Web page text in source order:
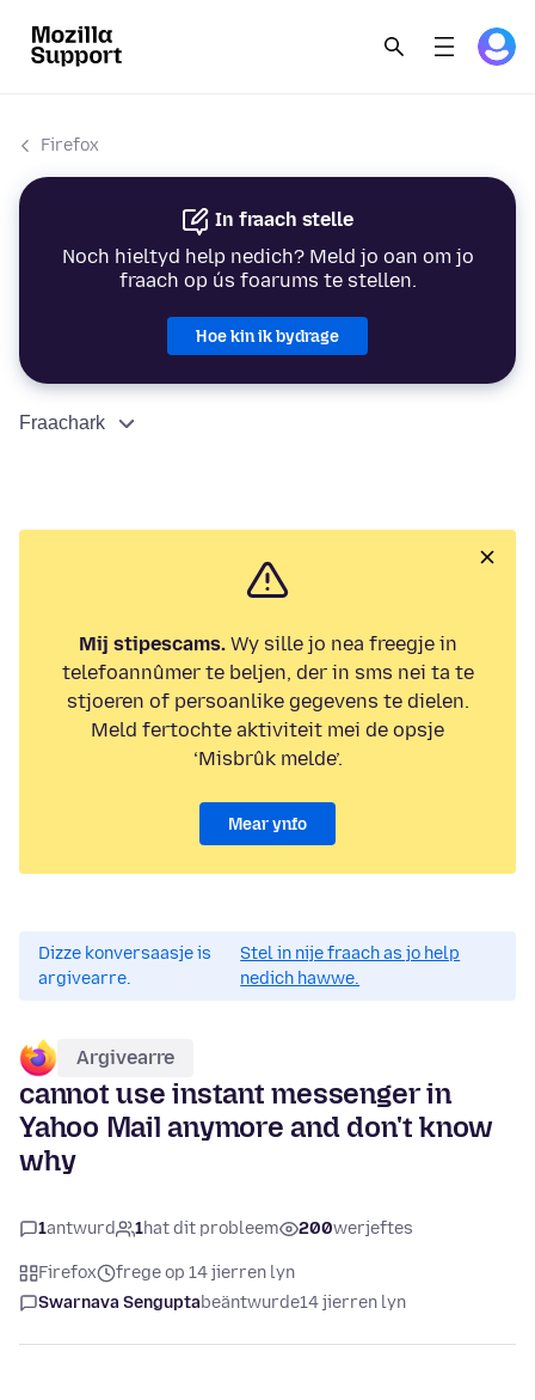
Firefox
In fraach stelle
Noch hieltyd help nedich? Meld jo oan om jo
fraach op ús foarums te stellen.
Hoe kin ik bydrage
Fraachark
Mij stipescams.Wy sille jo nea freegje in
telefoannûmer te beljen, der in sms nei ta te
stjoeren of persoanlike gegevens te dielen.
Meld fertochte aktiviteit mei de opsje
‘Misbrûk melde’.
Mear ynfo
Dizze konversaasje is
argivearre.
Stel in nije fraach as jo help
nedich hawwe.
Argivearre
cannot use instant messenger in
Yahoo Mail anymore and don't know
why
1antwurd 1hat dit probleem 200werjeftes
Firefox
frege op 14 jierren lyn
Swarnava Senguptabeäntwurde14 jierren lyn